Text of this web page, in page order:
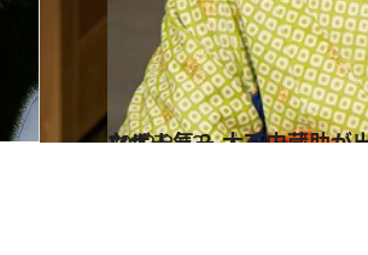
2022.2.12
なぜ人気？ 大石内蔵助が出ない忠臣蔵 中村莟玉が語る『御浜御殿』のツボ
カルチャー